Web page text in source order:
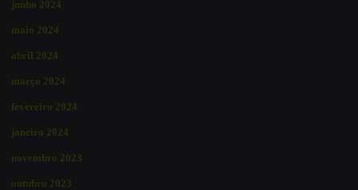
junho 2024
maio 2024
abril 2024
março 2024
fevereiro 2024
janeiro 2024
novembro 2023
outubro 2023